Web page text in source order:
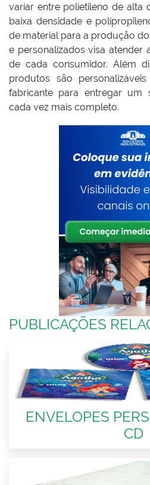
variar entre polietileno de alta
baixa densidade e
de material para a produção
e personalizados visa atender
de cada consumidor. Além
produtos são
fabricante para entregar um
cada vez mais completo.
PUBLICAÇÕES
ENVELOPES
CD